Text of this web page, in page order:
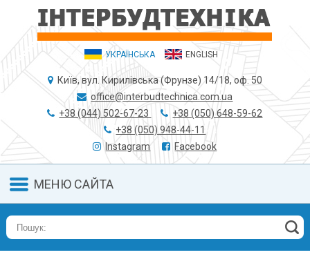
УКРАЇНСЬКА ENGLISH
Київ, вул. Кирилівська (Фрунзе) 14/18, оф. 50
office@interbudtechnica.com.ua
+38 (044) 502-67-23
+38 (050) 648-59-62
+38 (050) 948-44-11
Instagram
Facebook
МЕНЮ САЙТА